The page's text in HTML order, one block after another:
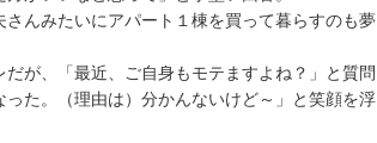
んみたいにアパート１棟を買って暮らすのも夢
が、「最近、ご自身もモテますよね？」と質問
た。（理由は）分かんないけど～」と笑顔を浮